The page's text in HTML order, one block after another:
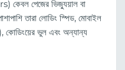
কেবল পেজের ভিজ্যুয়াল বা
তারা লোডিং স্পিড, মোবাইল
ভুল এবং অন্যান্য